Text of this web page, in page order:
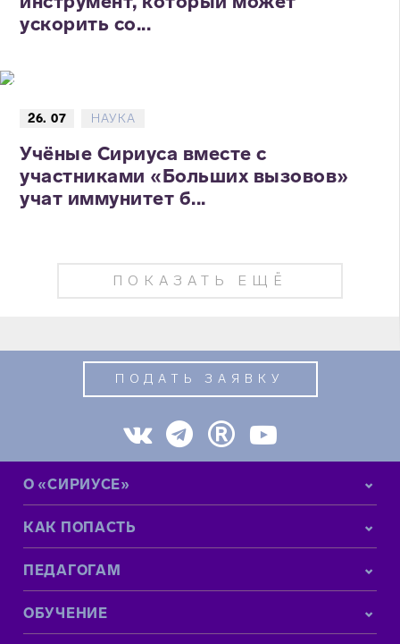
ускорить со...
26. 07 НАУКА
Учёные Сириуса вместе с
участниками «Больших вызовов»
учат иммунитет б...
ПОКАЗАТЬ ЕЩЁ
ПОДАТЬ ЗАЯВКУ
О «СИРИУСЕ»
КАК ПОПАСТЬ
ПЕДАГОГАМ
ОБУЧЕНИЕ